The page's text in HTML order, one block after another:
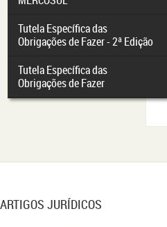
Tutela Específica das
Obrigações de Fazer - 2ª Edição
Tutela Específica das
Obrigações de Fazer
ARTIGOS JURÍDICOS